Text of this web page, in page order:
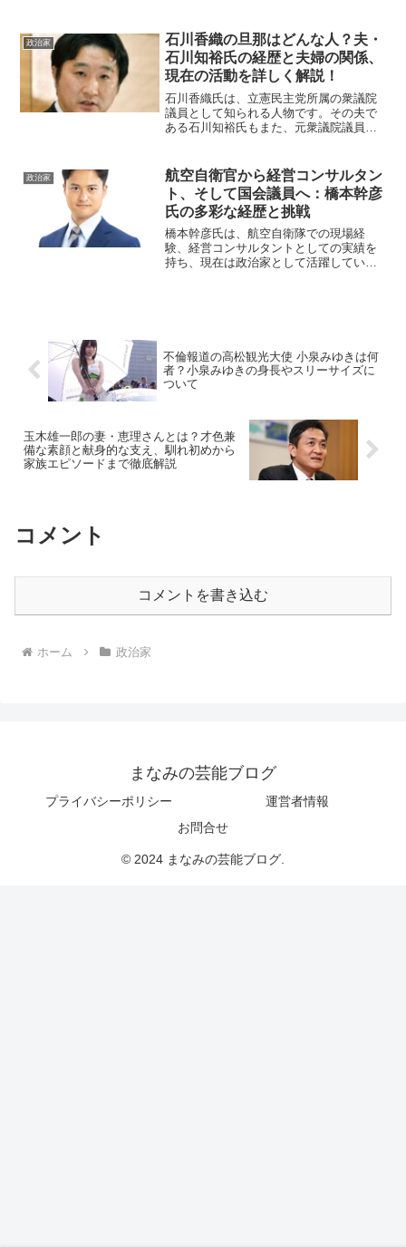
との報道が多く、日本の政治家やビジネ
スマンもターゲットになっ...
政治家
石川香織の旦那はどんな人？夫・
石川知裕氏の経歴と夫婦の関係、
現在の活動を詳しく解説！
石川香織氏は、立憲民主党所属の衆議院
議員として知られる人物です。その夫で
ある石川知裕氏もまた、元衆議院議員と
ロフィール、結婚の背景、夫婦関係、そ
して現在の活動について深掘...
政治家
航空自衛官から経営コンサルタン
ト、そして国会議員へ：橋本幹彦
氏の多彩な経歴と挑戦
橋本幹彦氏は、航空自衛隊での現場経
験、経営コンサルタントとしての実績を
持ち、現在は政治家として活躍していま
不倫報道の高松観光大使 小泉みゆきは何
者？小泉みゆきの身長やスリーサイズに
ついて
玉木雄一郎の妻・恵理さんとは？才色兼
備な素顔と献身的な支え、馴れ初めから
家族エピソードまで徹底解説
コメント
コメントを書き込む
ホーム 政治家
まなみの芸能ブログ
プライバシーポリシー
運営者情報
お問合せ
© 2024 まなみの芸能ブログ.